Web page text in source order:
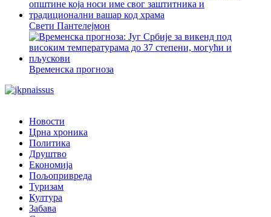
Свети Пантелејмон
Временска прогноза
Новости
Црна хроника
Политика
Друштво
Економија
Пољопривреда
Туризам
Култура
Забава